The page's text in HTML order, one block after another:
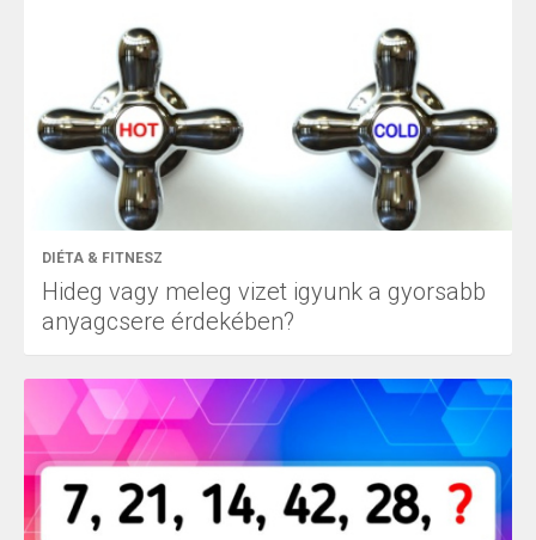
DIÉTA & FITNESZ
Hideg vagy meleg vizet igyunk a gyorsabb
anyagcsere érdekében?